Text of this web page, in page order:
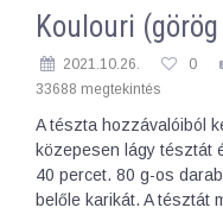
Koulouri
2021.10.26. 0
33688 megtekintés
A tészta hozzávalóiból
közepesen lágy tésztát
40 percet. 80 g-os
belőle karikát. A tésztát